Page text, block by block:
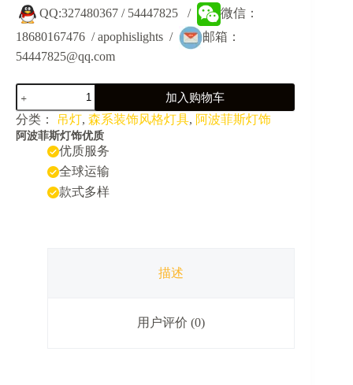
QQ:327480367 / 54447825 /
微信：
18680167476 / apophislights /
邮箱：
54447825@qq.com
JY5004F-
森
系
植
加入购物车
分类： 吊灯, 森系装饰风格灯具, 阿波菲斯灯饰
阿波菲斯灯饰优质
优质服务
全球运输
款式多样
描述
用户评价 (0)